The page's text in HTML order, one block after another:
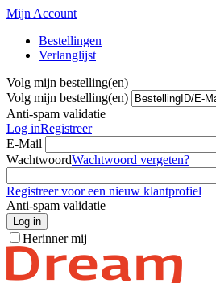
Mijn Account
Bestellingen
Verlanglijst
Volg mijn bestelling(en)
Volg mijn bestelling(en)
Anti-spam validatie
Log inRegistreer
E-Mail
WachtwoordWachtwoord vergeten?
Registreer voor een nieuw klantprofiel
Anti-spam validatie
Log in
Herinner mij